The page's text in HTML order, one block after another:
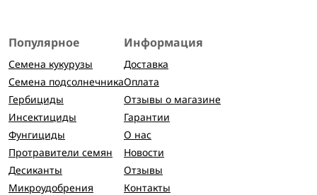
Популярное
Семена кукурузы
Семена подсолнечника
Гербициды
Инсектициды
Фунгициды
Протравители семян
Десиканты
Микроудобрения
Информация
Доставка
Оплата
Отзывы о магазине
Гарантии
О нас
Новости
Отзывы
Контакты